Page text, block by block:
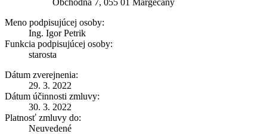
Meno podpisujúcej osoby:
Ing. Igor Petrik
Funkcia podpisujúcej osoby:
starosta
Dátum zverejnenia:
29. 3. 2022
Dátum účinnosti zmluvy:
30. 3. 2022
Platnosť zmluvy do:
Neuvedené